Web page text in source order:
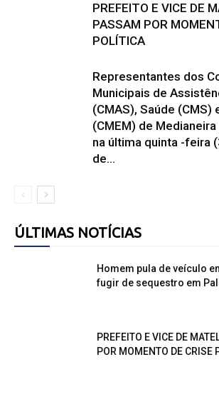
PREFEITO E VICE DE
PASSAM POR
POLÍTICA
Representantes dos
Municipais de
(CMAS), Saúde (CMS)
(CMEM) de
na última quinta -feira
de...
ÚLTIMAS NOTÍCIAS
Homem pula de veículo
fugir de sequestro em
PREFEITO E VICE DE
POR MOMENTO DE CRISE